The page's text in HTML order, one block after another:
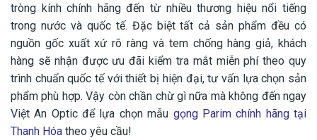
tròng kính chính hãng đến từ nhiều thương hiệu nổi tiếng
trong nước và quốc tế. Đặc biệt tất cả sản phẩm đều có
nguồn gốc xuất xứ rõ ràng và tem chống hàng giả, khách
hàng sẽ nhận được ưu đãi kiểm tra mắt miễn phí theo quy
trình chuẩn quốc tế với thiết bị hiện đại, tư vấn lựa chọn sản
phẩm phù hợp. Vậy còn chần chừ gì nữa mà không đến ngay
Việt An Optic để lựa chọn mẫu gọng Parim chính hãng tại
Thanh Hóa theo yêu cầu!